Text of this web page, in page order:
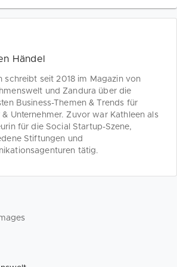
Händel
schreibt seit 2018 im Magazin von
und Zandura über die
Business-Themen & Trends für
& Unternehmer. Zuvor war Kathleen als
für die Social Startup-Szene,
Stiftungen und
tätig.